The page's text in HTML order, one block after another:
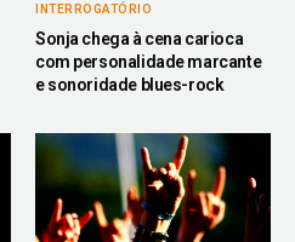
INTERROGATÓRIO
Sonja chega à cena carioca
com personalidade marcante
e sonoridade blues-rock